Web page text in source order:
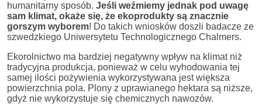
humanitarny sposób. Jeśli weźmiemy jednak pod uwagę
sam klimat, okaże się, że ekoprodukty są znacznie
gorszym wyborem! Do takich wniosków doszli badacze ze
szwedzkiego Uniwersytetu Technologicznego Chalmers.
Ekorolnictwo ma bardziej negatywny wpływ na klimat niż
tradycyjna produkcja, ponieważ w celu wyhodowania tej
samej ilości pożywienia wykorzystywana jest większa
powierzchnia pola. Plony z uprawianego hektara są niższe,
gdyż nie wykorzystuje się chemicznych nawozów.